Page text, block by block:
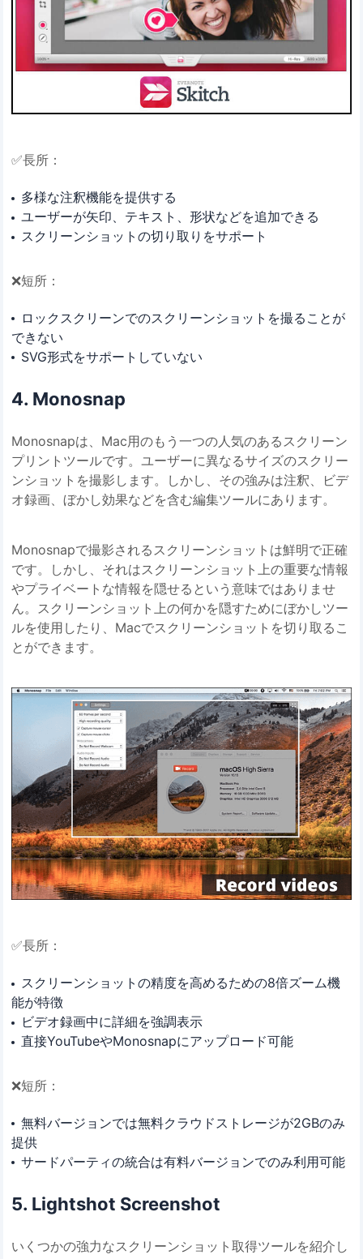
✅長所：
多様な注釈機能を提供する
ユーザーが矢印、テキスト、形状などを追加できる
スクリーンショットの切り取りをサポート
❌短所：
ロックスクリーンでのスクリーンショットを撮ることが
できない
SVG形式をサポートしていない
4. Monosnap
Monosnapは、Mac用のもう一つの人気のあるスクリーン
プリントツールです。ユーザーに異なるサイズのスクリー
ンショットを撮影します。しかし、その強みは注釈、ビデ
オ録画、ぼかし効果などを含む編集ツールにあります。
Monosnapで撮影されるスクリーンショットは鮮明で正確
です。しかし、それはスクリーンショット上の重要な情報
やプライベートな情報を隠せるという意味ではありませ
ん。スクリーンショット上の何かを隠すためにぼかしツー
ルを使用したり、Macでスクリーンショットを切り取るこ
とができます。
✅長所：
スクリーンショットの精度を高めるための8倍ズーム機
能が特徴
ビデオ録画中に詳細を強調表示
直接YouTubeやMonosnapにアップロード可能
❌短所：
無料バージョンでは無料クラウドストレージが2GBのみ
提供
サードパーティの統合は有料バージョンでのみ利用可能
5. Lightshot Screenshot
いくつかの強力なスクリーンショット取得ツールを紹介し